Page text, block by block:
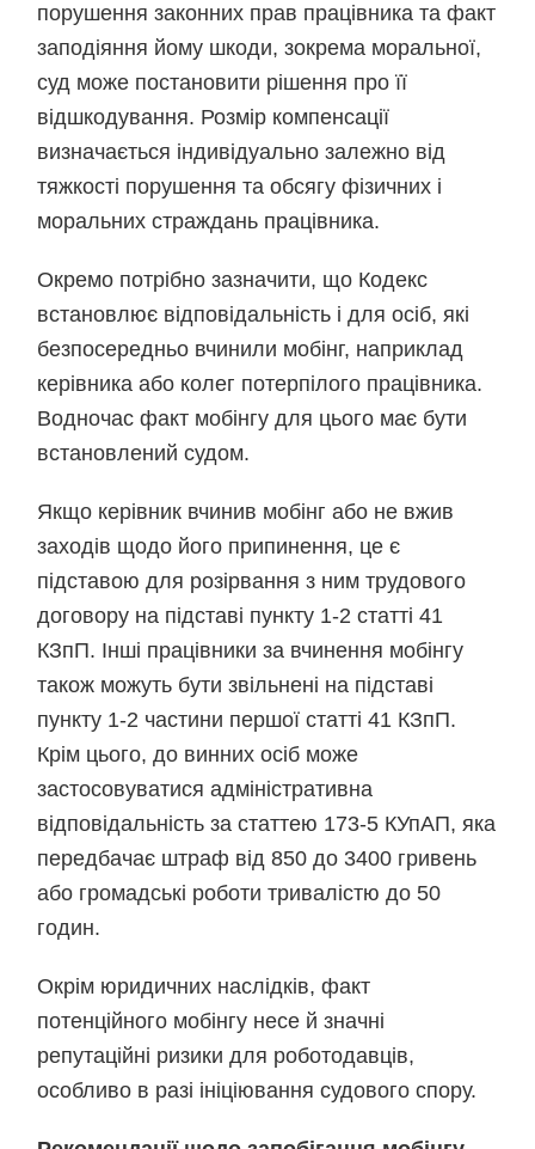
порушення законних прав працівника та факт
заподіяння йому шкоди, зокрема моральної,
суд може постановити рішення про її
відшкодування. Розмір компенсації
визначається індивідуально залежно від
тяжкості порушення та обсягу фізичних і
моральних страждань працівника.
Окремо потрібно зазначити, що Кодекс
встановлює відповідальність і для осіб, які
безпосередньо вчинили мобінг, наприклад
керівника або колег потерпілого працівника.
Водночас факт мобінгу для цього має бути
встановлений судом.
Якщо керівник вчинив мобінг або не вжив
заходів щодо його припинення, це є
підставою для розірвання з ним трудового
договору на підставі пункту 1-2 статті 41
КЗпП. Інші працівники за вчинення мобінгу
також можуть бути звільнені на підставі
пункту 1-2 частини першої статті 41 КЗпП.
Крім цього, до винних осіб може
застосовуватися адміністративна
відповідальність за статтею 173-5 КУпАП, яка
передбачає штраф від 850 до 3400 гривень
або громадські роботи тривалістю до 50
годин.
Окрім юридичних наслідків, факт
потенційного мобінгу несе й значні
репутаційні ризики для роботодавців,
особливо в разі ініціювання судового спору.